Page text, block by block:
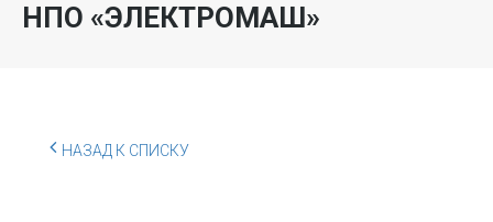
НПО «ЭЛЕКТРОМАШ»
НАЗАД К СПИСКУ